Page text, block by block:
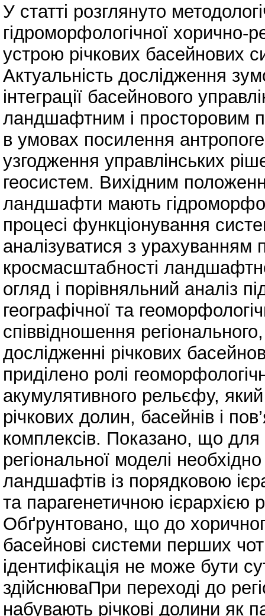
У статті розглянуто
гідроморфологічної хорично-
устрою річкових басейнових
Актуальність дослідження
інтеграції басейнового
ландшафтним і просторовим
в умовах посилення
узгодження управлінських
геосистем. Вихідним
ландшафти мають
процесі функціонування
аналізуватися з урахуванням
кросмасштабності
огляд і порівняльний аналіз
географічної та
співвідношення
дослідженні річкових
приділено ролі
акумулятивного рельєфу,
річкових долин, басейнів і
комплексів. Показано, що
регіональної моделі
ландшафтів із порядковою
та парагенетичною ієрархією
Обґрунтовано, що до
басейнові системи перших
ідентифікація не може бути
здійснюваПри переході до
набувають річкові долини як